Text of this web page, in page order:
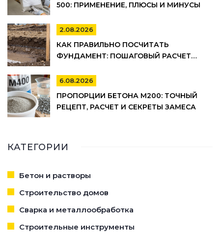
500: ПРИМЕНЕНИЕ, ПЛЮСЫ И МИНУСЫ
2.08.2026
КАК ПРАВИЛЬНО ПОСЧИТАТЬ
ФУНДАМЕНТ: ПОШАГОВЫЙ РАСЧЕТ
ОПАЛУБКИ
6.08.2026
ПРОПОРЦИИ БЕТОНА М200: ТОЧНЫЙ
РЕЦЕПТ, РАСЧЕТ И СЕКРЕТЫ ЗАМЕСА
КАТЕГОРИИ
Бетон и растворы
Строительство домов
Сварка и металлообработка
Строительные инструменты